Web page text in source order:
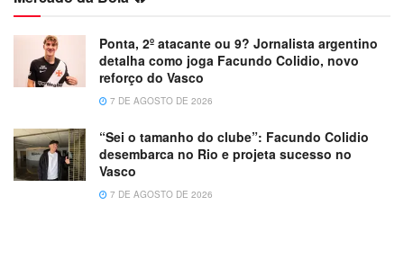
Ponta, 2º atacante ou 9? Jornalista argentino
detalha como joga Facundo Colidio, novo
reforço do Vasco
7 DE AGOSTO DE 2026
“Sei o tamanho do clube”: Facundo Colidio
desembarca no Rio e projeta sucesso no
Vasco
7 DE AGOSTO DE 2026